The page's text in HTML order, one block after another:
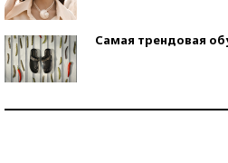
Самая трендовая